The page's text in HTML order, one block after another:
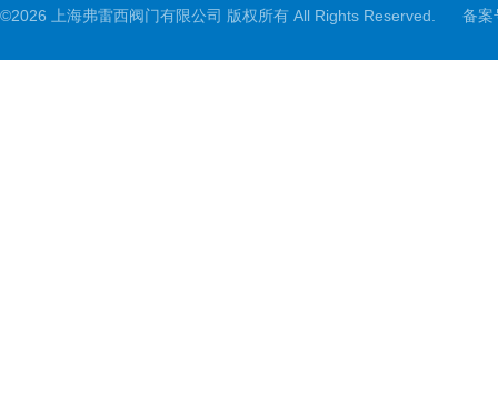
©2026 上海弗雷西阀门有限公司 版权所有 All Rights Reserved. 备案